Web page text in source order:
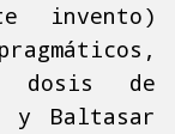
invento)
dosis de
y Baltasar